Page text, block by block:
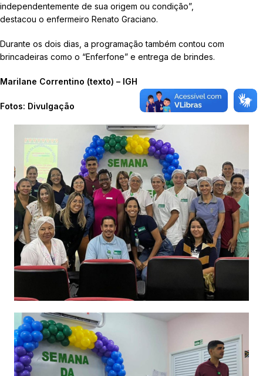
independentemente de sua origem ou condição”,
destacou o enfermeiro Renato Graciano.
Durante os dois dias, a programação também contou com
brincadeiras como o “Enferfone” e entrega de brindes.
Marilane Correntino (texto) – IGH
Fotos: Divulgação